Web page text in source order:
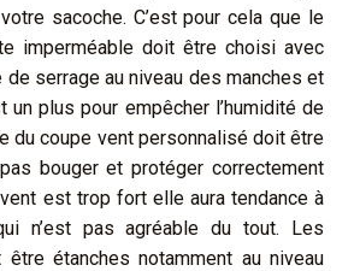
sacoche. C’est pour cela que le
imperméable doit être choisi avec
de serrage au niveau des manches et
un plus pour empêcher l’humidité de
du coupe vent personnalisé doit être
bouger et protéger correctement
est trop fort elle aura tendance à
n’est pas agréable du tout. Les
être étanches notamment au niveau